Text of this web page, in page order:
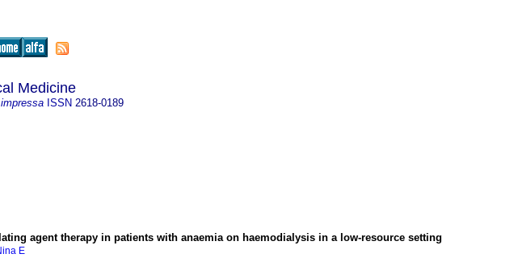
Medicine
ISSN 2618-0189
agent therapy in patients with anaemia on haemodialysis in a low-resource setting
E